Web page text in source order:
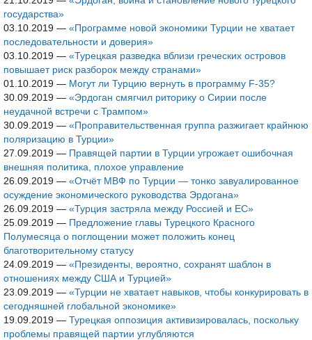
государства»
03.10.2019 — «Программе новой экономики Турции не хватает
последовательности и доверия»
03.10.2019 — «Турецкая разведка вблизи греческих островов
повышает риск разборок между странами»
01.10.2019 — Могут ли Турцию вернуть в программу F-35?
30.09.2019 — «Эрдоган смягчил риторику о Сирии после
неудачной встречи с Трампом»
30.09.2019 — «Проправительственная группа разжигает крайнюю
поляризацию в Турции»
27.09.2019 — Правящей партии в Турции угрожает ошибочная
внешняя политика, плохое управление
26.09.2019 — «Отчёт МВФ по Турции — тонко завуалированное
осуждение экономического руководства Эрдогана»
26.09.2019 — «Турция застряла между Россией и ЕС»
25.09.2019 — Предложение главы Турецкого Красного
Полумесяца о поглощении может положить конец
благотворительному статусу
24.09.2019 — «Президенты, вероятно, сохранят шаблон в
отношениях между США и Турцией»
23.09.2019 — «Турции не хватает навыков, чтобы конкурировать в
сегодняшней глобальной экономике»
19.09.2019 — Турецкая оппозиция активизировалась, поскольку
проблемы правящей партии углубляются